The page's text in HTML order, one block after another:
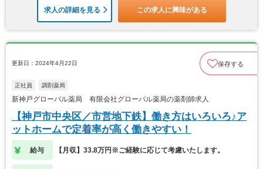
求人の詳細を見る この求人に興味がある
更新日：2024年4月22日 保存する
正社員 調剤薬局
新神戸グローバル薬局 有限会社グローバル薬局の薬剤師求人
【神戸市中央区／市営地下鉄】働き方はいろいろ♪ア
ットホームで定着率が高く働きやすい！
給与 【月収】33.8万円※ご経験に応じて考慮いたします。